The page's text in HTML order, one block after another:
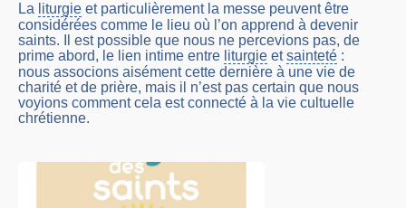
La liturgie et particulièrement la messe peuvent être
considérées comme le lieu où l’on apprend à devenir
saints. Il est possible que nous ne percevions pas, de
prime abord, le lien intime entre liturgie etsainteté :
nous associons aisément cette dernière à une vie de
charité et de prière, mais il n’est pas certain que nous
voyions comment cela est connecté à la vie cultuelle
chrétienne.